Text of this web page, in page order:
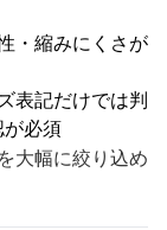
・縮みにくさが
表記だけでは判
必須
大幅に絞り込め